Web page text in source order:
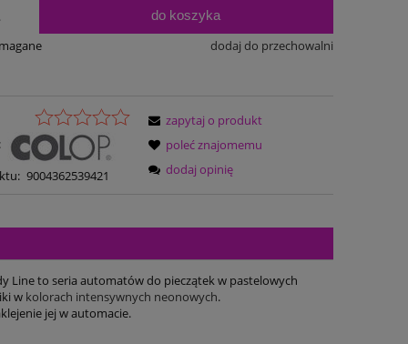
do koszyka
dodaj do przechowalni
9004362539421
zapytaj o produkt
poleć znajomemu
dodaj opinię
Line to seria automatów do pieczątek w pastelowych
w kolorach intensywnych neonowych.
jej w automacie.